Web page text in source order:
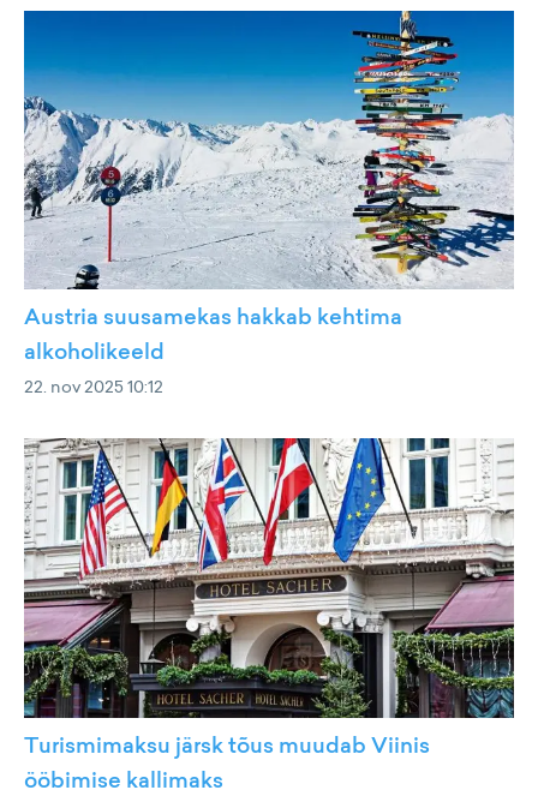
Austria suusamekas hakkab kehtima
alkoholikeeld
22. nov 2025 10:12
Turismimaksu järsk tõus muudab Viinis
ööbimise kallimaks